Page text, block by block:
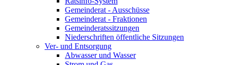
Gemeinderat - Ausschüsse
Gemeinderat - Fraktionen
Gemeinderatssitzungen
Niederschriften öffentliche Sitzungen
Ver- und Entsorgung
Abwasser und Wasser